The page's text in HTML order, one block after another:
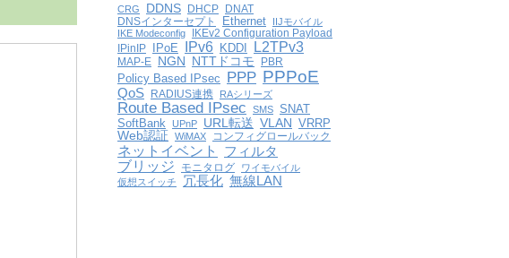
CRG DDNS DHCP DNAT
DNSインターセプト Ethernet
IIJモバイル
IKE Modeconfig
IKEv2 Configuration Payload
IPinIP
IPoE IPv6 KDDI L2TPv3
MAP-E NGN NTTドコモ PBR
Policy Based IPsec PPP PPPoE
QoS RADIUS連携 RAシリーズ
Route Based IPsec SMS SNAT
SoftBank UPnP URL転送 VLAN VRRP
Web認証
WiMAX コンフィグロールバック
ネットイベント
フィルタ
ブリッジ
モニタログ
ワイモバイル
仮想スイッチ
冗長化 無線LAN